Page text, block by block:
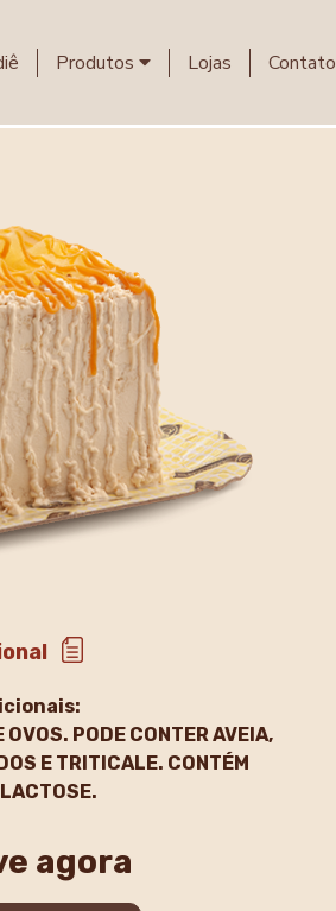
Produtos Lojas Contato
PODE CONTER AVEIA,
E TRITICALE. CONTÉM
agora